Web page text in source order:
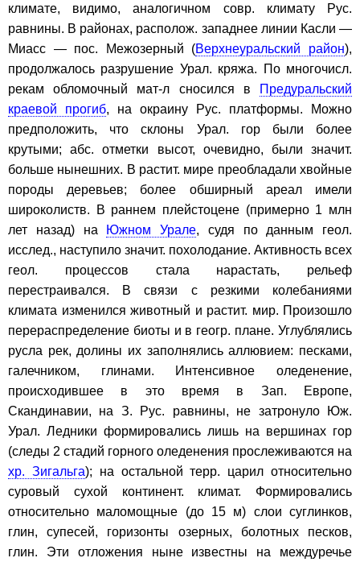
климате, видимо, аналогичном совр. климату Рус.
равнины. В районах, располож. западнее линии Касли —
Миасс — пос. Межозерный (Верхнеуральский район),
продолжалось разрушение Урал. кряжа. По многочисл.
рекам обломочный мат-л сносился в
Предуральский
краевой прогиб, на окраину Рус. платформы. Можно
предположить, что склоны Урал. гор были более
крутыми; абс. отметки высот, очевидно, были значит.
больше нынешних. В растит. мире преобладали хвойные
породы деревьев; более обширный ареал имели
широколиств. В раннем плейстоцене (примерно 1 млн
лет назад) на
Южном Урале, судя по данным геол.
исслед., наступило значит. похолодание. Активность всех
геол. процессов стала нарастать, рельеф
перестраивался. В связи с резкими колебаниями
климата изменился животный и растит. мир. Произошло
перераспределение биоты и в геогр. плане. Углублялись
русла рек, долины их заполнялись аллювием: песками,
галечником, глинами. Интенсивное оледенение,
происходившее в это время в Зап. Европе,
Скандинавии, на З. Рус. равнины, не затронуло Юж.
Урал. Ледники формировались лишь на вершинах гор
(следы 2 стадий горного оледенения прослеживаются на
хр. Зигальга); на остальной терр. царил относительно
суровый сухой континент. климат. Формировались
относительно маломощные (до 15 м) слои суглинков,
глин, супесей, горизонты озерных, болотных песков,
глин. Эти отложения ныне известны на междуречье